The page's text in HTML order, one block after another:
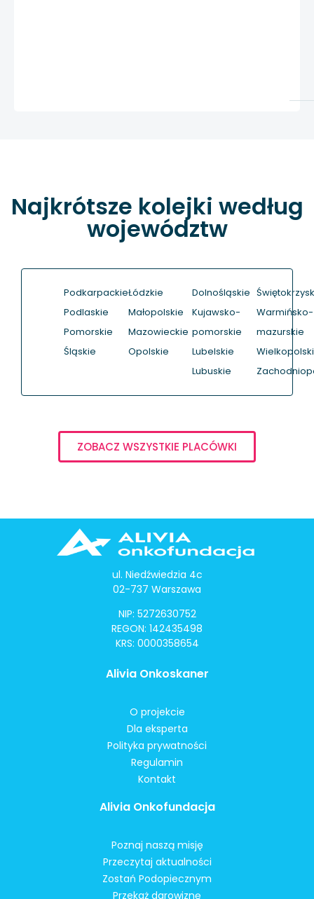
Najkrótsze kolejki według
województw
Podkarpackie
Podlaskie
Pomorskie
Śląskie
Łódzkie
Małopolskie
Mazowieckie
Opolskie
Dolnośląskie
Kujawsko-
pomorskie
Lubelskie
Lubuskie
Warmińsko-
mazurskie
ZOBACZ WSZYSTKIE PLACÓWKI
ul. Niedźwiedzia 4c
02-737 Warszawa
NIP: 5272630752
REGON: 142435498
KRS: 0000358654
Alivia Onkoskaner
O projekcie
Dla eksperta
Polityka prywatności
Regulamin
Kontakt
Alivia Onkofundacja
Poznaj naszą misję
Przeczytaj aktualności
Zostań Podopiecznym
Przekaż darowiznę